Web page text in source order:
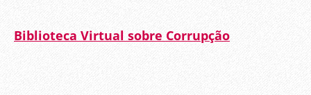
Biblioteca Virtual sobre Corrupção